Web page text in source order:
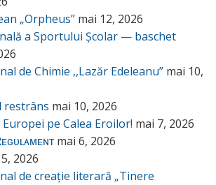
„Orpheus” mai 12, 2026
a Sportului Școlar — baschet
de Chimie ,,Lazăr Edeleanu” mai 10,
restrâns mai 10, 2026
pe Calea Eroilor! mai 7, 2026
mai 6, 2026
2026
de creație literară „Tinere